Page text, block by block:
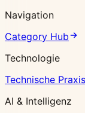
Navigation
Category Hub
Technologie
Technische Praxis
AI & Intelligenz